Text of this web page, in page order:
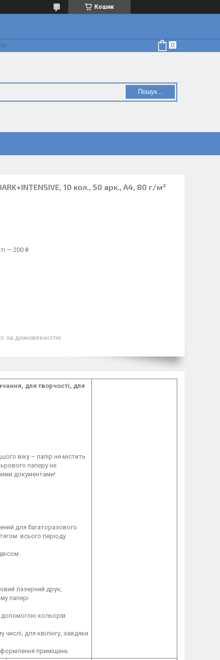
Кошик
Пошук...
10 кол., 50 арк., А4, 80 г/м²
— 200 ₴
за домовленістю
для творчості, для
віку – папір не містить
паперу не
документами!
для багаторазового
всього періоду
лазерний друк,
папері
допомогою кольорів
для квілінгу, завдяки
приміщень